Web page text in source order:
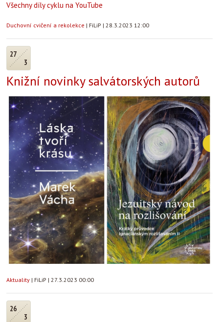
Všechny díly cyklu na YouTube
Duchovní cvičení a rekolekce | FiLiP | 28.3.2023 12:00
27
3
Knižní novinky salvátorských autorů
Aktuality | FiLiP | 27.3.2023 00:00
26
3